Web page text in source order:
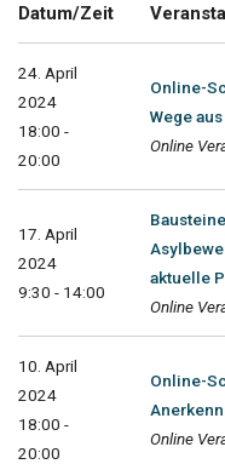
Datum/Zeit
24. April
2024
18:00 -
20:00
Online-
Wege
Online
17. April
2024
9:30 - 14:00
aktuelle
Online
10. April
2024
18:00 -
20:00
Online-
Online